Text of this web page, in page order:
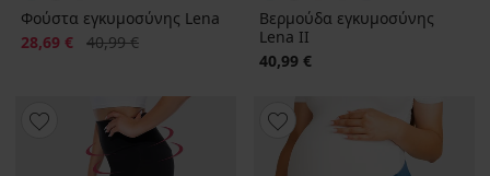
Φούστα εγκυμοσύνης Lena
Έκπτωση
28,69 € Αρχική τιμή
40,99 €
Βερμούδα εγκυμοσύνης
Lena II
40,99 €